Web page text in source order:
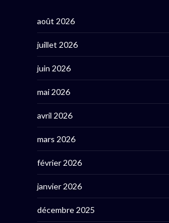
août 2026
juillet 2026
juin 2026
mai 2026
avril 2026
mars 2026
février 2026
janvier 2026
décembre 2025